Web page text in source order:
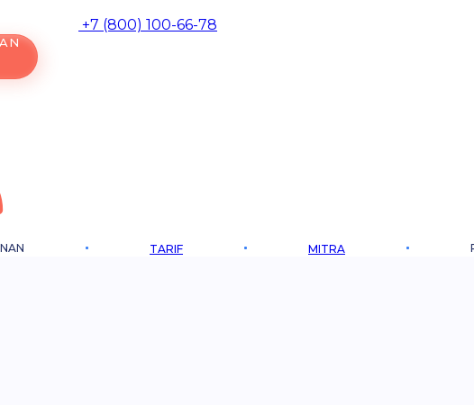
+7 (800) 100-66-78
TARIF MITRA